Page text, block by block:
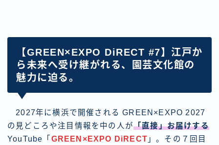
【GREEN×EXPO DiRECT #7】江戸か
ら未来へ受け継がれる、園芸文化館の
魅力に迫る。
2027年に横浜で開催される GREEN×EXPO 2027
の見どころや注目情報を中の人が「直接」お届けする
YouTube「 GREEN×EXPO DiRECT 」。その７回目